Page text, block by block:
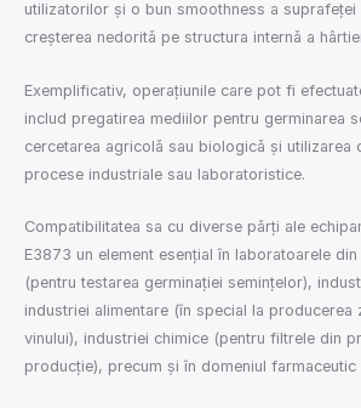
utilizatorilor și o bun smoothness a suprafeței
creșterea nedoritǎ pe structura internǎ a
Exemplificativ, operațiunile care pot fi
includ pregatirea mediilor pentru germinarea
cercetarea agricolǎ sau biologicǎ şi utilizarea
procese industriale sau laboratoristice.
Compatibilitatea sa cu diverse părți ale
E3873 un element esenţial în laboratoarele
(pentru testarea germinaţiei seminţelor),
industriei alimentare (în special la producerea
vinului), industriei chimice (pentru filtrele din
producţie), precum şi în domeniul